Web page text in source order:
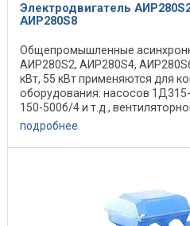
Электродвигатель
АИР280S8
Общепромышленные
АИР280S2, АИР280S4,
кВт, 55 кВт применяются для
оборудования: насосов
150-500б/4 и т.д.,
подробнее